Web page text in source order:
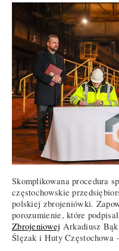
Skomplikowana procedura
częstochowskie
polskiej zbrojeniówki.
porozumienie, które
Zbrojeniowej Arkadiusz
Ślęzak i Huty Częstochowa